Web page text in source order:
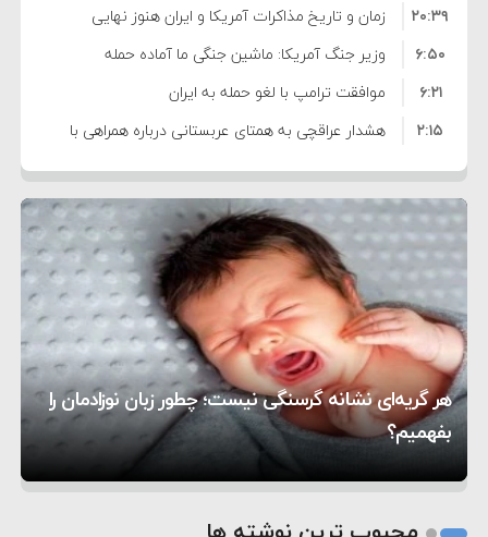
واهی و کذب محض است
زمان و تاریخ مذاکرات آمریکا و ایران هنوز نهایی
نشده است
۲۰:۳۹
وزیر جنگ آمریکا: ماشین جنگی ما آماده حمله
نظامی علیه ایران است
۶:۵۰
موافقت ترامپ با لغو حمله به ایران
۶:۲۱
هشدار عراقچی به همتای عربستانی درباره همراهی با
آمریکا
۲:۱۵
مقام ارشد امنیتی: برنامه گسترده‌ای برای پاسخ به
دیوانگی آمریکا داریم
۷:۱۰
ترامپ دستور حملات جدید علیه ایران را صادر کرد
۵:۴۵
سپاه: دو نفتکش متخلف مورد اصابت قرار گرفته و
متوقف شدند
۱۲:۵۹
ترامپ مدعی توافق تاریخی برای خلع سلاح کامل
حماس شد
۸:۵۷
اعتراض عراقچی به همتای بلغارستانی به دلیل کمک
به آمریکا در حملات به ایران
۱۶:۱۹
کشورهایی که به متجاوزان کمک می کنند پاسخ
سختی خواهند گرفت
۱۰:۱۵
سنتکام پایان تجاوز جدید به ایران را اعلام کرد
۶:۰۵
هر گریه‌ای نشانه گرسنگی نیست؛ چطور زبان نوزادمان را
بفهمیم؟
تغذیه پدر می‌تواند بر سلامت نوزاد تأثیر بگذارد
روی دیگر زندگی
2